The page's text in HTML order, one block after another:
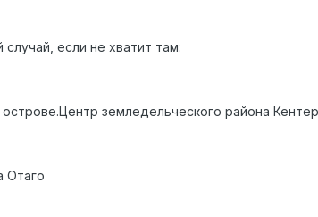
если не хватит там:
земледельческого района
Отаго